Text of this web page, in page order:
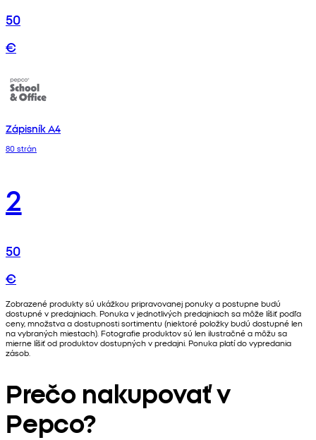
50
€
Zápisník A4
80 strán
2
50
€
Zobrazené produkty sú ukážkou pripravovanej ponuky a postupne budú
dostupné v predajniach. Ponuka v jednotlivých predajniach sa môže líšiť podľa
ceny, množstva a dostupnosti sortimentu (niektoré položky budú dostupné len
na vybraných miestach). Fotografie produktov sú len ilustračné a môžu sa
mierne líšiť od produktov dostupných v predajni. Ponuka platí do vypredania
zásob.
Prečo nakupovať v
Pepco?